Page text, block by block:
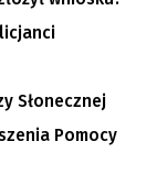
Słonecznej
Pomocy